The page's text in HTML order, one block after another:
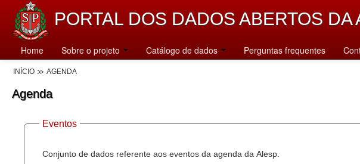
PORTAL DOS DADOS ABERTOS DA
Home Sobre o projeto Catálogo de dados Perguntas frequentes
INÍCIO AGENDA
Agenda
Eventos
Conjunto de dados referente aos eventos da agenda da Alesp.